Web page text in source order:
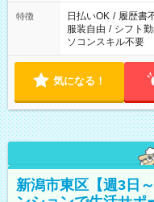
案内が難しい場合
特徴 日払いOK / 履歴書
服装自由 / シフト
ソコンスキル不要
気になる！
新潟市東区【週3日